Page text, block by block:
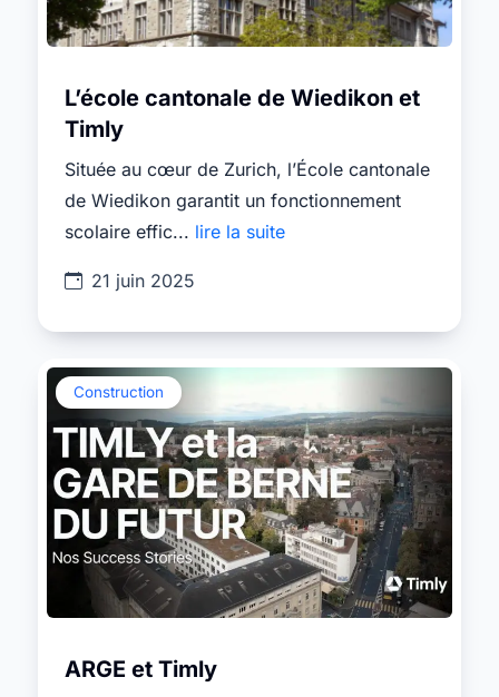
L’école cantonale de Wiedikon et
Timly
Située au cœur de Zurich, l’École cantonale
de Wiedikon garantit un fonctionnement
scolaire effic... lire la suite
21 juin 2025
Construction
ARGE et Timly